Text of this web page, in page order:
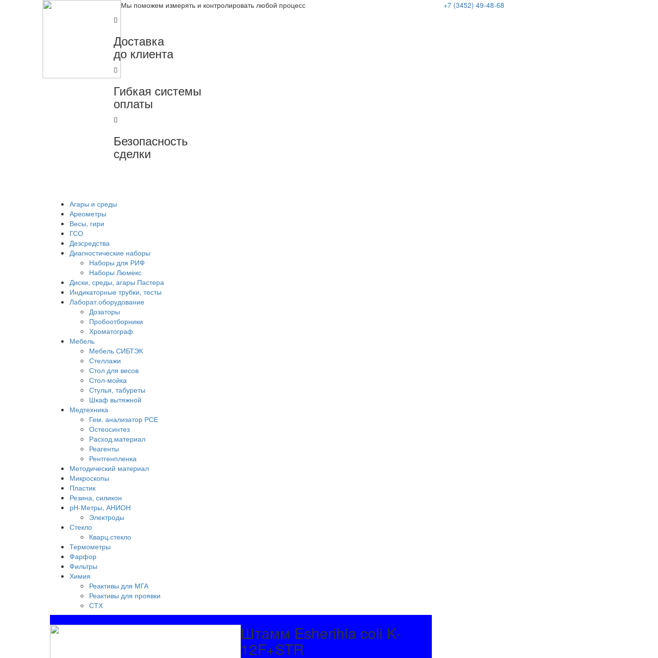
Мы поможем измерять и контролировать любой процесс +7 (3452) 49-48-68
Доставка
до клиента
Гибкая системы
оплаты
Безопасность
сделки
Агары и среды
Ареометры
Весы, гири
ГСО
Дезсредства
Диагностические наборы
Наборы для РИФ
Наборы Люмекс
Диски, среды, агары Пастера
Индикаторные трубки, тесты
Лаборат.оборудование
Дозаторы
Пробоотборники
Хроматограф
Мебель
Мебель СИБТЭК
Стеллажи
Стол для весов
Стол-мойка
Стулья, табуреты
Шкаф вытяжной
Медтехника
Гем. анализатор РСЕ
Остеосинтез
Расход.материал
Реагенты
Рентгенпленка
Методический материал
Микроскопы
Пластик
Резина, силикон
рН-Метры, АНИОН
Электроды
Стекло
Кварц.стекло
Термометры
Фарфор
Фильтры
Химия
Реактивы для МГА
Реактивы для проявки
СТХ
Штамм Esherihia coli K-
12F+STR